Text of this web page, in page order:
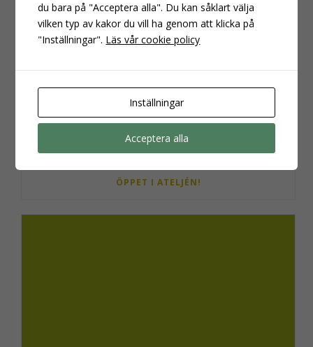
ÖPPET I ATELJÉN!
du bara på "Acceptera alla". Du kan såklart välja
vilken typ av kakor du vill ha genom att klicka på
"Inställningar". Läs vår cookie policy
Inställningar
Acceptera alla